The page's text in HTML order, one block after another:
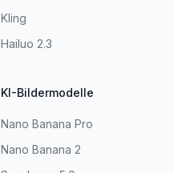
Kling
Hailuo 2.3
KI-Bildermodelle
Nano Banana Pro
Nano Banana 2